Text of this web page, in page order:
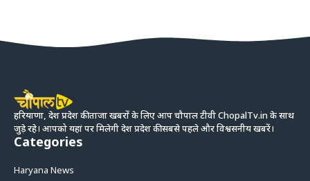
हरियाणा, देश प्रदेश की ताजा खबरों के लिए आप चौपाल टीवी ChopalTv.in के साथ
जुड़े रहे। आपको यहां पर मिलेगी देश प्रदेश की सबसे पहले और विश्वसनीय खबरें।
Categories
Haryana News